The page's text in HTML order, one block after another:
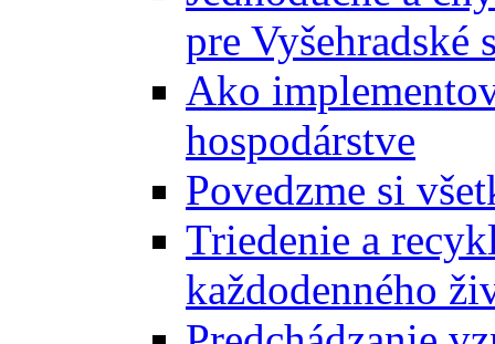
pre Vyšehradské
Ako
hospodárstve
Povedzme si
Triedenie a
každodenného